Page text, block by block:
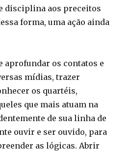
disciplina aos preceitos
forma, uma ação ainda
aprofundar os contatos e
mídias, trazer
os quartéis,
que mais atuam na
de sua linha de
ouvir e ser ouvido, para
as lógicas. Abrir